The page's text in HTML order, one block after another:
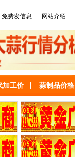
免费发信息 网站介绍
加工价 蒜制品价格